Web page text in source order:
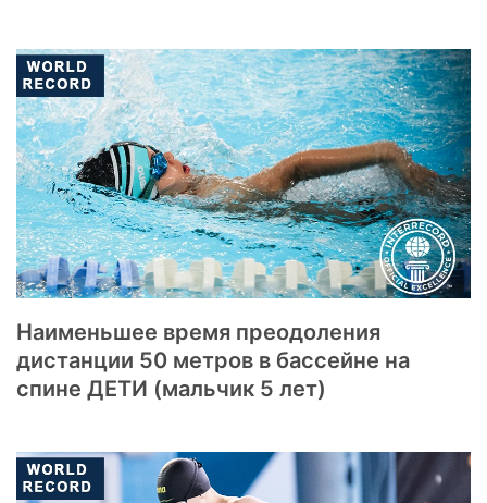
Наименьшее время преодоления
дистанции 50 метров в бассейне на
спине ДЕТИ (мальчик 5 лет)